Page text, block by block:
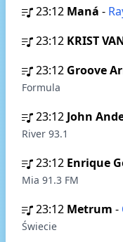
23:12 Maná -
23:12 KRIST
23:12 Groove
Formula
23:12 John
River 93.1
23:12 Enrique
Mia 91.3 FM
23:12 Metrum -
Świecie